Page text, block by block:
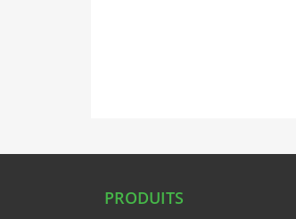
PRODUITS